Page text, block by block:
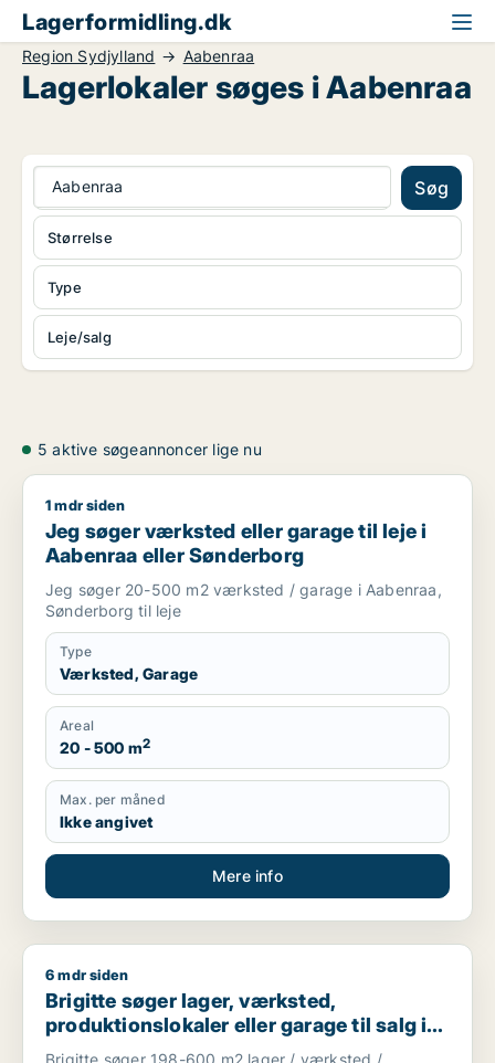
Lagerformidling.dk
Region Sydjylland Aabenraa
Lagerlokaler søges i Aabenraa
Aabenraa Søg
Type
Leje/salg
Størrelse
5 aktive søgeannoncer lige nu
Jeg søger værksted eller garage til leje i Aabenraa eller
1 mdr siden
Jeg søger værksted eller garage til leje i
Aabenraa eller Sønderborg
Jeg søger 20-500 m2 værksted / garage i Aabenraa,
Sønderborg til leje
Type
Værksted, Garage
Areal
20 - 500 m2
Max. per måned
Ikke angivet
Mere info
Brigitte søger lager, værksted, produktionslokaler eller
6 mdr siden
Brigitte søger lager, værksted,
produktionslokaler eller garage til salg i
Aabenraa, Gråsten eller Broager m.fl.
Brigitte søger 198-600 m2 lager / værksted /